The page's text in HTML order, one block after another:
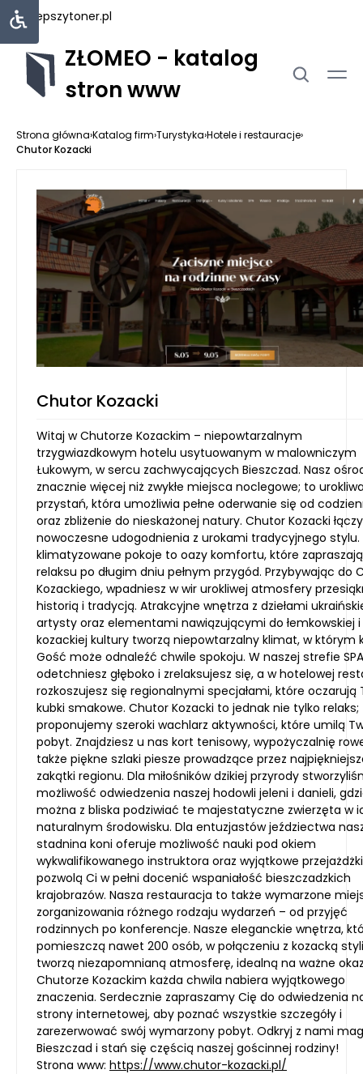
najlepszytoner.pl
ZŁOMEO - katalog
stron www
Strona główna›Katalog firm›Turystyka›Hotele i restauracje›
Chutor Kozacki
Chutor Kozacki
Witaj w Chutorze Kozackim – niepowtarzalnym
trzygwiazdkowym hotelu usytuowanym w malowniczym
Łukowym, w sercu zachwycających Bieszczad. Nasz
znacznie więcej niż zwykłe miejsca noclegowe; to
przystań, która umożliwia pełne oderwanie się od
oraz zbliżenie do nieskażonej natury. Chutor Kozacki łączy
nowoczesne udogodnienia z urokami tradycyjnego stylu.
klimatyzowane pokoje to oazy komfortu, które
relaksu po długim dniu pełnym przygód. Przybywając do
Kozackiego, wpadniesz w wir urokliwej atmosfery
historią i tradycją. Atrakcyjne wnętrza z dziełami
artysty oraz elementami nawiązującymi do łemkowskiej i
kozackiej kultury tworzą niepowtarzalny klimat, w którym
Gość może odnaleźć chwile spokoju. W naszej strefie SPA
odetchniesz głęboko i zrelaksujesz się, a w hotelowej
rozkoszujesz się regionalnymi specjałami, które oczarują
kubki smakowe. Chutor Kozacki to jednak nie tylko relaks;
proponujemy szeroki wachlarz aktywności, które umilą
pobyt. Znajdziesz u nas kort tenisowy, wypożyczalnię
także piękne szlaki piesze prowadzące przez
zakątki regionu. Dla miłośników dzikiej przyrody
możliwość odwiedzenia naszej hodowli jeleni i danieli,
można z bliska podziwiać te majestatyczne zwierzęta w
naturalnym środowisku. Dla entuzjastów jeździectwa
stadnina koni oferuje możliwość nauki pod okiem
wykwalifikowanego instruktora oraz wyjątkowe
pozwolą Ci w pełni docenić wspaniałość bieszczadzkich
krajobrazów. Nasza restauracja to także wymarzone
zorganizowania różnego rodzaju wydarzeń – od przyjęć
rodzinnych po konferencje. Nasze eleganckie wnętrza,
pomieszczą nawet 200 osób, w połączeniu z kozacką
tworzą niezapomnianą atmosferę, idealną na ważne
Chutorze Kozackim każda chwila nabiera wyjątkowego
znaczenia. Serdecznie zapraszamy Cię do odwiedzenia
strony internetowej, aby poznać wszystkie szczegóły i
zarezerwować swój wymarzony pobyt. Odkryj z nami
Bieszczad i stań się częścią naszej gościnnej rodziny!
Strona www: https://www.chutor-kozacki.pl/